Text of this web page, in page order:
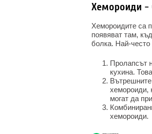
Хемороиди -
Хемороидите са
появяват там,
болка. Най-
Пролапсът
кухина.
хемороиди,
могат да
хемороиди.